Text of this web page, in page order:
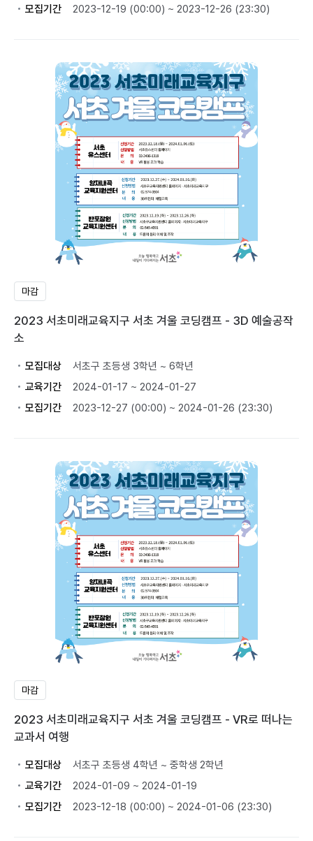
모집기간
2023-12-19 (00:00) ~ 2023-12-26 (23:30)
마감
2023 서초미래교육지구 서초 겨울 코딩캠프 - 3D 예술공작
소
모집대상
서초구 초등생 3학년 ~ 6학년
교육기간
2024-01-17 ~ 2024-01-27
모집기간
2023-12-27 (00:00) ~ 2024-01-26 (23:30)
마감
2023 서초미래교육지구 서초 겨울 코딩캠프 - VR로 떠나는
교과서 여행
모집대상
서초구 초등생 4학년 ~ 중학생 2학년
교육기간
2024-01-09 ~ 2024-01-19
모집기간
2023-12-18 (00:00) ~ 2024-01-06 (23:30)